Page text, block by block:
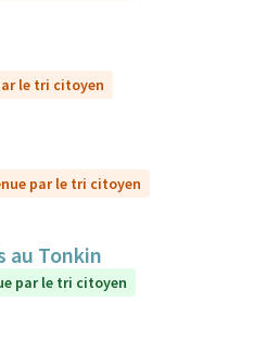
le tri citoyen
par le tri citoyen
au Tonkin
par le tri citoyen